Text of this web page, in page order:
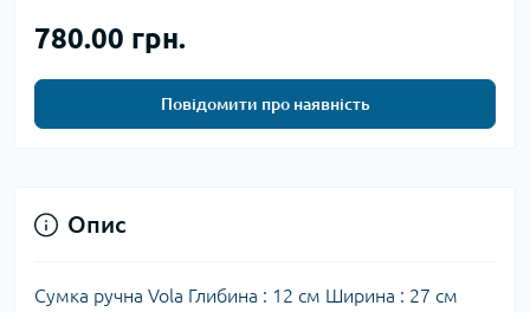
780.00 грн.
Повідомити про наявність
Опис
Cумка ручна Vola Глибина : 12 см Ширина : 27 см